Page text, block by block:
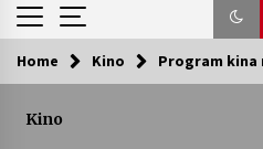
Kam za kulturou?
Home Kino Program kina
Kino